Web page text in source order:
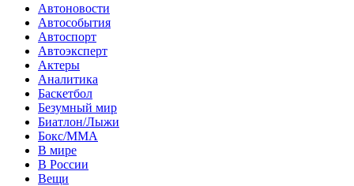
Автоновости
Автособытия
Автоспорт
Автоэксперт
Актеры
Аналитика
Баскетбол
Безумный мир
Биатлон/Лыжи
Бокс/MMA
В мире
В России
Вещи